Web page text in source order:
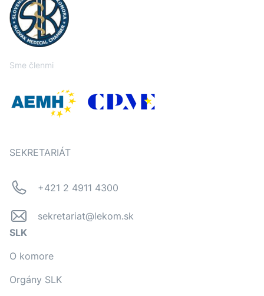
Sme členmi
SEKRETARIÁT
+421 2 4911 4300
sekretariat@lekom.sk
SLK
O komore
Orgány SLK